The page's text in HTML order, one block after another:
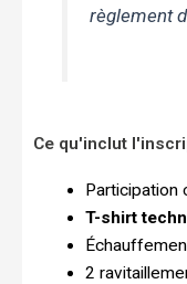
règlement
Ce qu'inclut
Participation
T-shirt
2